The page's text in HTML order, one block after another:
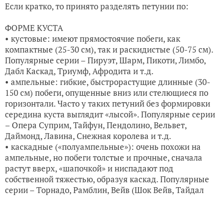
Если кратко, то принято разделять петунии по:
ФОРМЕ КУСТА
• кустовые: имеют прямостоячие побеги, как
компактные (25-30 см), так и раскидистые (50-75 см).
Популярные серии – Пируэт, Шарм, Пикоти, Лимбо,
Дабл Каскад, Триумф, Афродита и т.д.
• ампельные: гибкие, быстрорастущие длинные (30-
150 см) побеги, опущенные вниз или стелющиеся по
горизонтали. Часто у таких петуний без формировки
середина куста выглядит «лысой». Популярные серии
– Опера Суприм, Тайфун, Пендолино, Вельвет,
Даймонд, Лавина, Снежная королева и т.д.
• каскадные («полуампельные»): очень похожи на
ампельные, но побеги толстые и прочные, сначала
растут вверх, «шапочкой» и ниспадают под
собственной тяжестью, образуя каскад. Популярные
серии – Торнадо, Рамблин, Вейв (Шок Вейв, Тайдал